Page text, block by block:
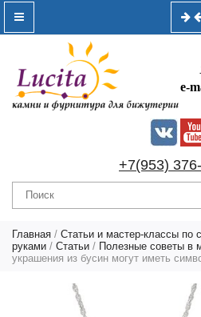
e-
+7(953)
Главная / Статьи и мастер-классы по
руками / Статьи / Полезные советы в
украшения из бусин могут иметь